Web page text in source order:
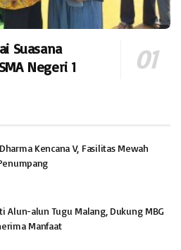
Suasana
Negeri 1
Kencana V, Fasilitas Mewah
Alun-alun Tugu Malang, Dukung MBG
Manfaat